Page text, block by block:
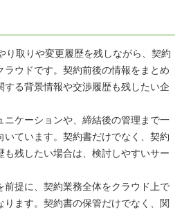
り取りや変更履歴を残しながら、契約
ウドです。契約前後の情報をまとめ
する背景情報や交渉履歴も残したい企
ニケーションや、締結後の管理まで一
ています。契約書だけでなく、契約
も残したい場合は、検討しやすいサー
前提に、契約業務全体をクラウド上で
ます。契約書の保管だけでなく、関